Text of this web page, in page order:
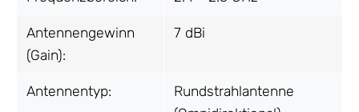
Antennengewinn
(Gain):
7 dBi
Antennentyp:
Rundstrahlantenne